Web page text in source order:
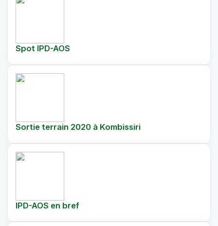
Spot IPD-AOS
Sortie terrain 2020 à Kombissiri
IPD-AOS en bref